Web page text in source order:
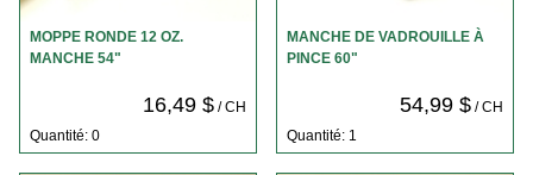
MOPPE RONDE 12 OZ.
MANCHE 54"
16,49 $/ CH
Quantité: 0
MANCHE DE VADROUILLE À
PINCE 60"
54,99 $/ CH
Quantité: 1